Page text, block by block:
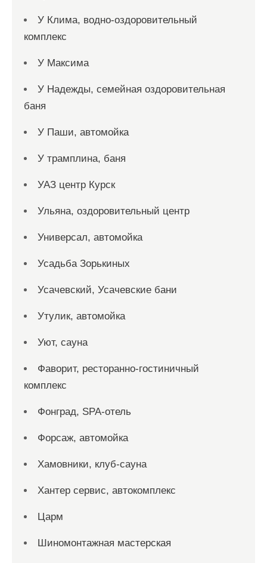
У Клима, водно-оздоровительный
комплекс
У Максима
У Надежды, семейная оздоровительная
баня
У Паши, автомойка
У трамплина, баня
УАЗ центр Курск
Ульяна, оздоровительный центр
Универсал, автомойка
Усадьба Зорькиных
Усачевский, Усачевские бани
Утулик, автомойка
Уют, сауна
Фаворит, ресторанно-гостиничный
комплекс
Фонград, SPA-отель
Форсаж, автомойка
Хамовники, клуб-сауна
Хантер сервис, автокомплекс
Царм
Шиномонтажная мастерская